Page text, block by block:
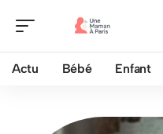
Actu Bébé Enfant